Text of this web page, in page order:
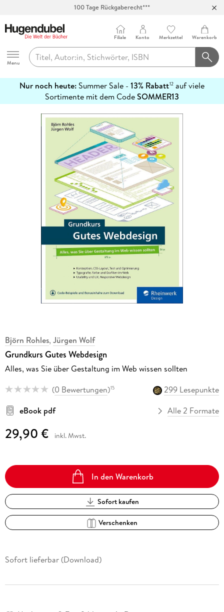
Abholung in über 100 Filialen
Hugendubel
Menu
Filiale Konto Merkzettel Warenkorb
Nur noch heute: Summer Sale - 13% Rabatt12 auf viele
Sortimente mit dem CodeSOMMER13
erfahren
Björn Rohles, Jürgen Wolf
Grundkurs Gutes Webdesign
Alles, was Sie über Gestaltung im Web wissen sollten
(0 Bewertungen)15
299 Lesepunkte
eBook pdf
Alle 2 Formate
29,90 € inkl. Mwst.
In den Warenkorb
Sofort kaufen
Verschenken
Sofort lieferbar (Download)